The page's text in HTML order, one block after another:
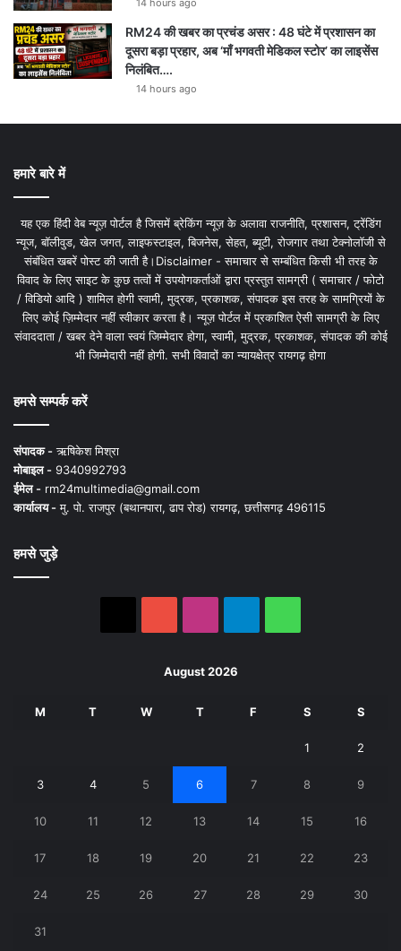
RM24 की खबर का प्रचंड असर : 48 घंटे में प्रशासन का
दूसरा बड़ा प्रहार, अब ‘माँ भगवती मेडिकल स्टोर’ का लाइसेंस
निलंबित….
14 hours ago
हमारे बारे में
यह एक हिंदी वेब न्यूज़ पोर्टल है जिसमें ब्रेकिंग न्यूज़ के अलावा राजनीति, प्रशासन, ट्रेंडिंग
न्यूज, बॉलीवुड, खेल जगत, लाइफस्टाइल, बिजनेस, सेहत, ब्यूटी, रोजगार तथा टेक्नोलॉजी से
संबंधित खबरें पोस्ट की जाती है।Disclaimer - समाचार से सम्बंधित किसी भी तरह के
विवाद के लिए साइट के कुछ तत्वों में उपयोगकर्ताओं द्वारा प्रस्तुत सामग्री ( समाचार / फोटो
/ विडियो आदि ) शामिल होगी स्वामी, मुद्रक, प्रकाशक, संपादक इस तरह के सामग्रियों के
लिए कोई ज़िम्मेदार नहीं स्वीकार करता है। न्यूज़ पोर्टल में प्रकाशित ऐसी सामग्री के लिए
संवाददाता / खबर देने वाला स्वयं जिम्मेदार होगा, स्वामी, मुद्रक, प्रकाशक, संपादक की कोई
भी जिम्मेदारी नहीं होगी. सभी विवादों का न्यायक्षेत्र रायगढ़ होगा
हमसे सम्पर्क करें
संपादक -ऋषिकेश मिश्रा
मोबाइल - 9340992793
ईमेल - rm24multimedia@gmail.com
कार्यालय -मु. पो. राजपुर (बथानपारा, ढाप रोड) रायगढ़, छत्तीसगढ़ 496115
हमसे जुड़े
August 2026
M T W T F S S
1 2
3 4 5 6 7 8 9
10 11 12 13 14 15 16
17 18 19 20 21 22 23
24 25 26 27 28 29 30
31